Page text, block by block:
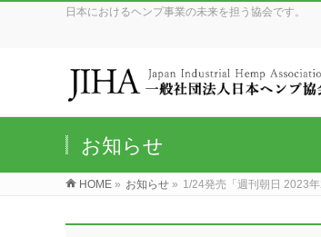
日本におけるヘンプ事業の未来を担う協会です。
お知らせ
HOME » お知らせ » 1/24発売「週刊朝日 2023